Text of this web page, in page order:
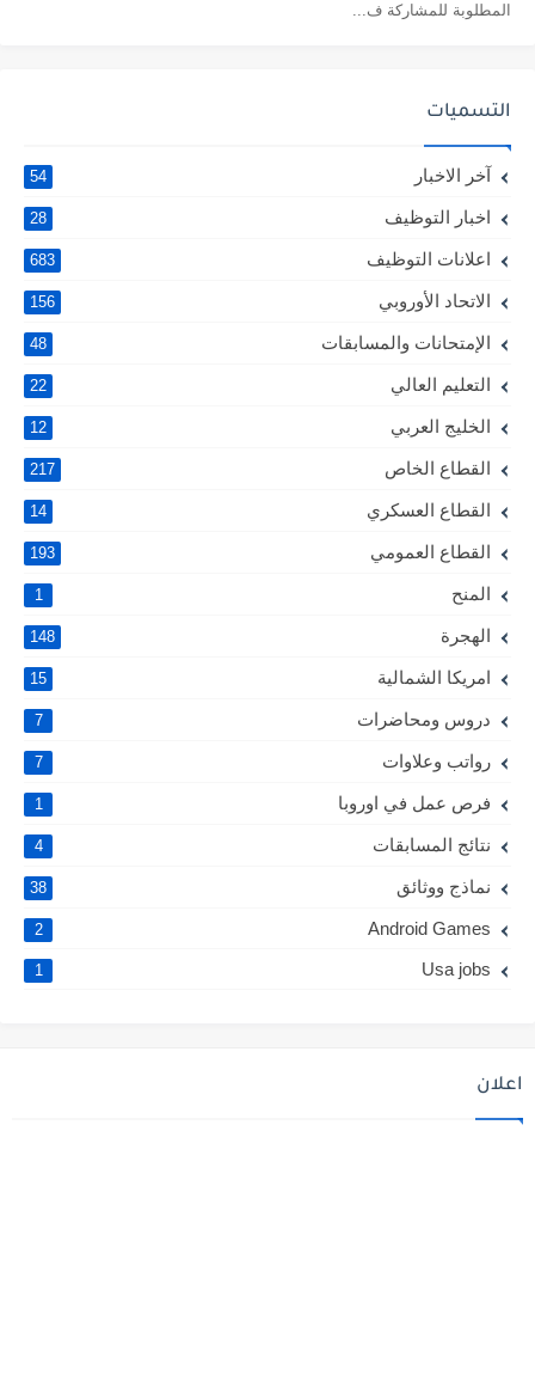
المطلوبة للمشاركة ف...
التسميات
آخر الاخبار 54
اخبار التوظيف 28
اعلانات التوظيف 683
الاتحاد الأوروبي 156
الإمتحانات والمسابقات 48
التعليم العالي 22
الخليج العربي 12
القطاع الخاص 217
القطاع العسكري 14
القطاع العمومي 193
المنح 1
الهجرة 148
امريكا الشمالية 15
دروس ومحاضرات 7
رواتب وعلاوات 7
فرص عمل في اوروبا 1
نتائج المسابقات 4
نماذج ووثائق 38
Android Games
2
Usa jobs
1
اعلان